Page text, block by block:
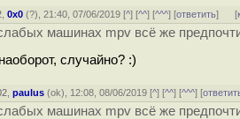
,0x0 (?), 21:40, 07/06/2019 [^] [^^] [^^^] [ответить] [
машинах mpv всё же
случайно? :)
,paulus (ok), 12:08, 08/06/2019 [^] [^^] [^^^] [
машинах mpv всё же